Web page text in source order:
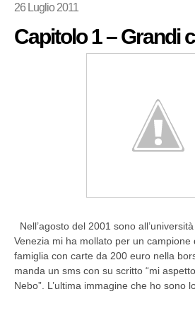
26 Luglio 2011
Capitolo 1 – Grandi
Nell’agosto del 2001 sono
Venezia mi ha mollato per un campione
famiglia con carte da 200 euro nella
manda un sms con su scritto “mi
Nebo”. L’ultima immagine che ho sono